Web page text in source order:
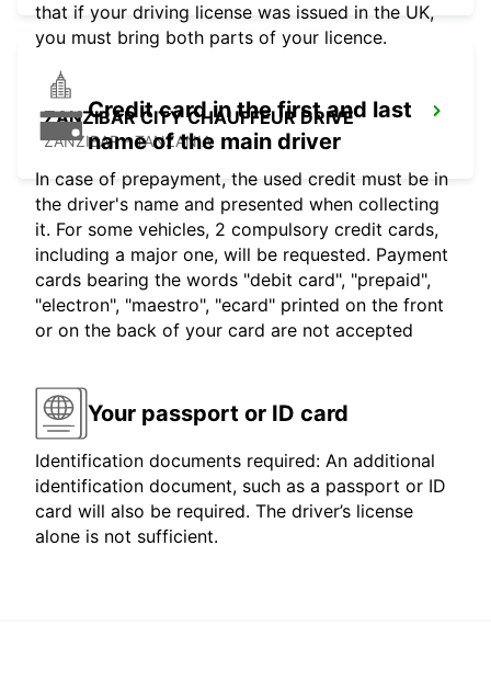
ZANZIBAR CITY CHAUFFEUR DRIVE
ZANZIBAR - TANZANIA
that if your driving license was issued in the UK,
you must bring both parts of your licence.
Credit card in the first and last
name of the main driver
In case of prepayment, the used credit must be in
the driver's name and presented when collecting
it. For some vehicles, 2 compulsory credit cards,
including a major one, will be requested. Payment
cards bearing the words "debit card", "prepaid",
"electron", "maestro", "ecard" printed on the front
or on the back of your card are not accepted
Your passport or ID card
Identification documents required: An additional
identification document, such as a passport or ID
card will also be required. The driver’s license
alone is not sufficient.